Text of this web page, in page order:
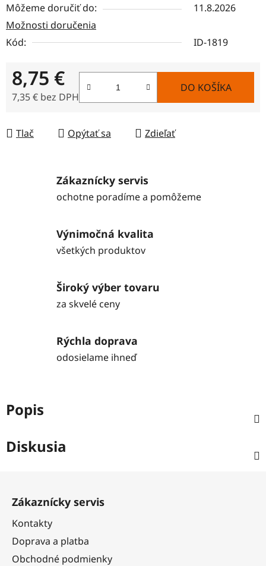
Môžeme doručiť do:
11.8.2026
Možnosti doručenia
Kód:
ID-1819
8,75 €
7,35 € bez DPH
DO KOŠÍKA
Tlač Opýtať sa Zdieľať
Zákaznícky servis
ochotne poradíme a pomôžeme
Výnimočná kvalita
všetkých produktov
Široký výber tovaru
za skvelé ceny
Rýchla doprava
odosielame ihneď
Popis
Diskusia
Zákaznícky servis
Kontakty
Doprava a platba
Obchodné podmienky